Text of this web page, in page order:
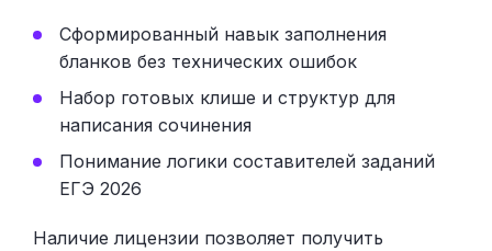
Сформированный навык заполнения
бланков без технических ошибок
Набор готовых клише и структур для
написания сочинения
Понимание логики составителей заданий
ЕГЭ 2026
Наличие лицензии позволяет получить